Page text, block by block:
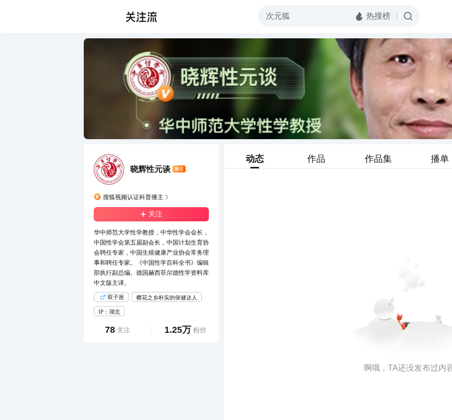
晓辉性元谈
搜狐视频认证科普播主
关注
华中师范大学性学教授，中华性学会会长，
中国性学会第五届副会长，中国计划生育协
会聘任专家，中国生殖健康产业协会常务理
事和聘任专家。《中国性学百科全书》编辑
部执行副总编。德国赫西菲尔德性学资料库
中文版主译。
双子座 樱花之乡朴实的保健达人
IP：湖北
78 关注 1.25万 粉丝
动态 作品 作品集 播单
啊哦，TA还没发布过内